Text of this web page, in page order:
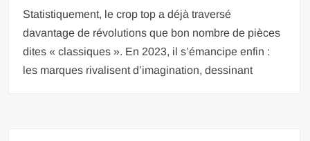
Statistiquement, le crop top a déjà traversé
davantage de révolutions que bon nombre de pièces
dites « classiques ». En 2023, il s’émancipe enfin :
les marques rivalisent d’imagination, dessinant